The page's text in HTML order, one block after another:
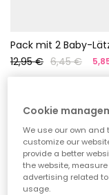
12,95 € 6,45 €
Cookie
We use our own and
customize our
provide a better
the website,
advertising related
usage.